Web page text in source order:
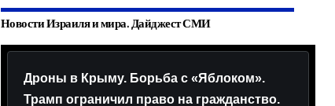
Новости Израиля и мира. Дайджест СМИ